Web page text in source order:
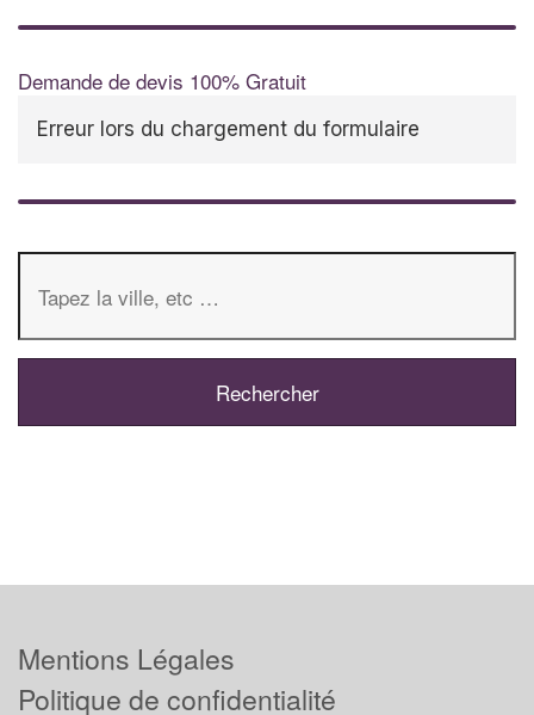
Demande de devis 100% Gratuit
Erreur lors du chargement du formulaire
Mentions Légales
Politique de confidentialité